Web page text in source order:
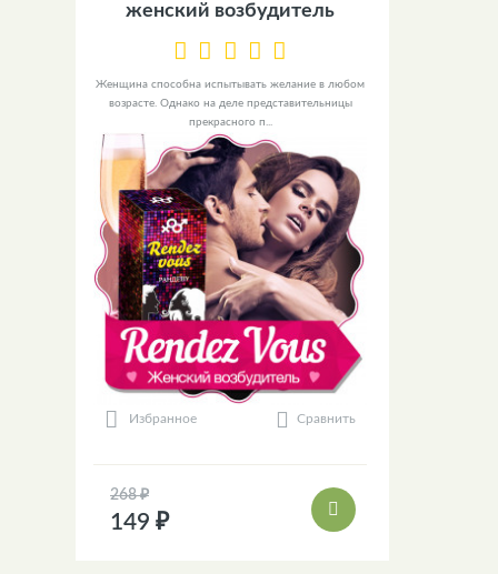
женский возбудитель
Женщина способна испытывать желание в любом
возрасте. Однако на деле представительницы
прекрасного п...
Избранное Сравнить
268 ₽
149 ₽